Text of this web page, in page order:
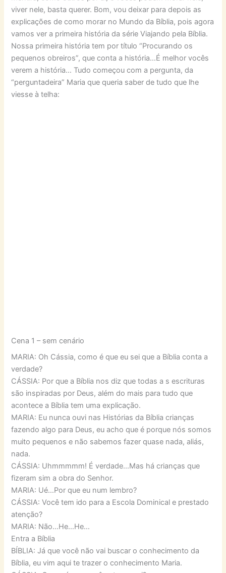
viver nele, basta querer. Bom, vou deixar para depois as
explicações de como morar no Mundo da Bíblia, pois agora
vamos ver a primeira história da série Viajando pela Bíblia.
Nossa primeira história tem por título “Procurando os
pequenos obreiros”, que conta a história…É melhor vocês
verem a história… Tudo começou com a pergunta, da
“perguntadeira” Maria que queria saber de tudo que lhe
viesse à telha:
Cena 1 – sem cenário
MARIA: Oh Cássia, como é que eu sei que a Bíblia conta a
verdade?
CÁSSIA: Por que a Bíblia nos diz que todas a s escrituras
são inspiradas por Deus, além do mais para tudo que
acontece a Bíblia tem uma explicação.
MARIA: Eu nunca ouvi nas Histórias da Bíblia crianças
fazendo algo para Deus, eu acho que é porque nós somos
muito pequenos e não sabemos fazer quase nada, aliás,
nada.
CÁSSIA: Uhmmmmm! É verdade…Mas há crianças que
fizeram sim a obra do Senhor.
MARIA: Ué…Por que eu num lembro?
CÁSSIA: Você tem ido para a Escola Dominical e prestado
atenção?
MARIA: Não…He…He…
Entra a Bíblia
BÍBLIA: Já que você não vai buscar o conhecimento da
Bíblia, eu vim aqui te trazer o conhecimento Maria.